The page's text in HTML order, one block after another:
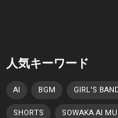
人気キーワード
AI BGM GIRL'S
SHORTS SOWAKA AI